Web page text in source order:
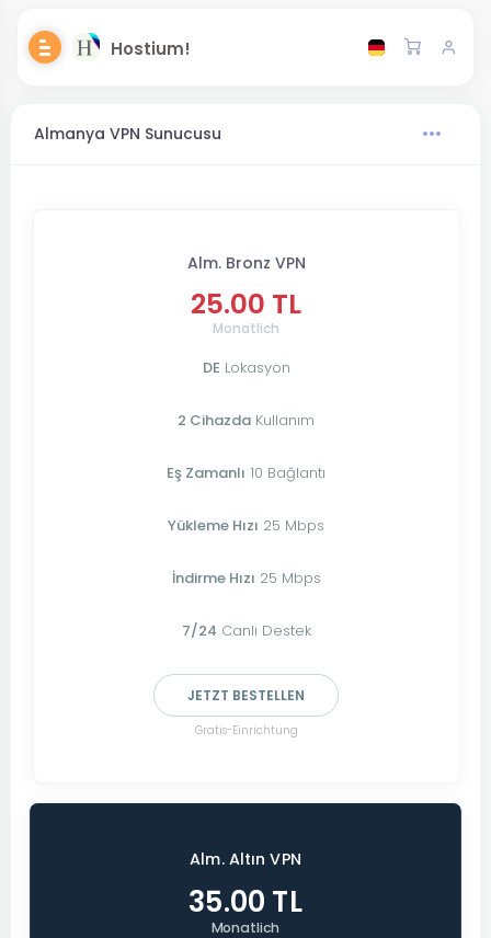
Hostium!
Almanya VPN Sunucusu
Alm. Bronz VPN
25.00 TL
Monatlich
DE Lokasyon
2 Cihazda Kullanım
Eş Zamanlı 10 Bağlantı
Yükleme Hızı 25 Mbps
İndirme Hızı 25 Mbps
7/24 Canlı Destek
JETZT BESTELLEN
Gratis-Einrichtung
Alm. Altın VPN
35.00 TL
Monatlich